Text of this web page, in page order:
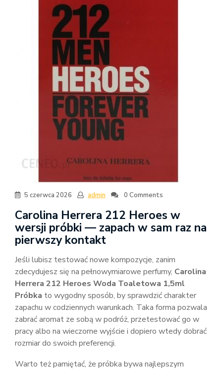
5 czerwca 2026 admin 0 Comments
Carolina Herrera 212 Heroes w
wersji próbki — zapach w sam raz na
pierwszy kontakt
Jeśli lubisz testować nowe kompozycje, zanim
zdecydujesz się na pełnowymiarowe perfumy, Carolina
Herrera 212 Heroes Woda Toaletowa 1,5ml
Próbka to wygodny sposób, by sprawdzić charakter
zapachu w codziennych warunkach. Taka forma pozwala
zabrać aromat ze sobą w podróż, przetestować go w
pracy albo na wieczorne wyjście i dopiero wtedy dobrać
rozmiar do swoich preferencji.
Warto też pamiętać, że próbka bywa najlepszym